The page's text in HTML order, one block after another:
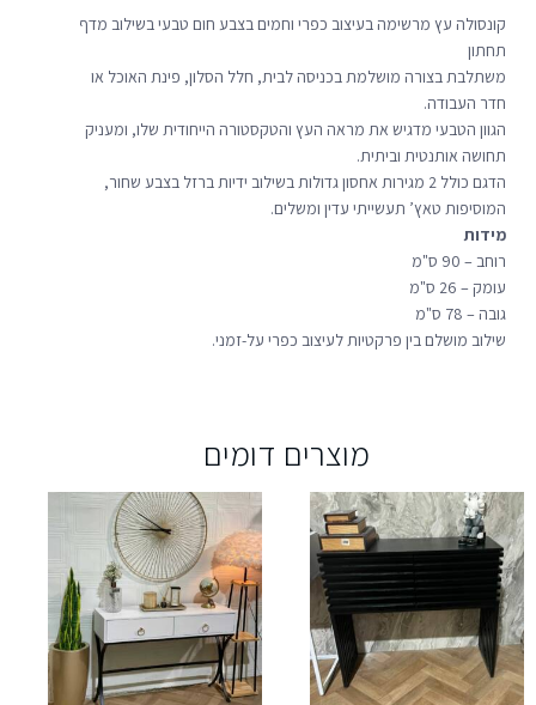
קונסולה עץ מרשימה בעיצוב כפרי וחמים בצבע חום טבעי בשילוב מדף
תחתון
משתלבת בצורה מושלמת בכניסה לבית, חלל הסלון, פינת האוכל או
חדר העבודה.
הגוון הטבעי מדגיש את מראה העץ והטקסטורה הייחודית שלו, ומעניק
תחושה אותנטית וביתית.
הדגם כולל 2 מגירות אחסון גדולות בשילוב ידיות ברזל בצבע שחור,
המוסיפות טאץ’ תעשייתי עדין ומשלים.
מידות
רוחב – 90 ס"מ
עומק – 26 ס"מ
גובה – 78 ס"מ
שילוב מושלם בין פרקטיות לעיצוב כפרי על-זמני.
מוצרים דומים